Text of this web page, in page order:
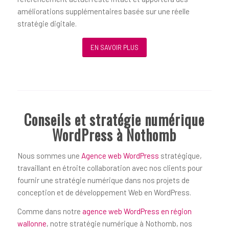
améliorations supplémentaires basée sur une réelle
stratégie digitale.
EN SAVOIR PLUS
Conseils et stratégie numérique
WordPress à Nothomb
Nous sommes une Agence web WordPress stratégique,
travaillant en étroite collaboration avec nos clients pour
fournir une stratégie numérique dans nos projets de
conception et de développement Web en WordPress.
Comme dans notre agence web WordPress en région
wallonne, notre stratégie numérique à Nothomb, nos